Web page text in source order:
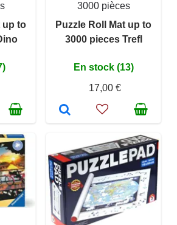
up to
3000 pièces
Puzzle Roll Mat up to
3000 pieces Trefl
En stock (13)
17,00 €